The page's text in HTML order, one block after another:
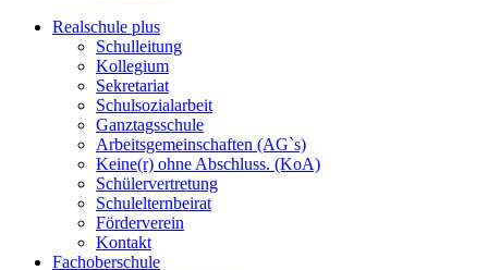
Realschule plus
Schulleitung
Kollegium
Sekretariat
Schulsozialarbeit
Ganztagsschule
Arbeitsgemeinschaften (AG`s)
Keine(r) ohne Abschluss. (KoA)
Schülervertretung
Schulelternbeirat
Förderverein
Kontakt
Fachoberschule